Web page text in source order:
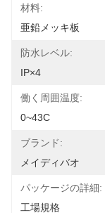
材料:
亜鉛メッキ板
防水レベル:
IP×4
働く周囲温度:
0~43C
ブランド:
メイディバオ
パッケージの詳細:
工場規格